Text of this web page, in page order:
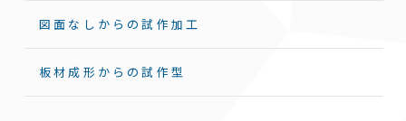
図面なしからの試作加工
板材成形からの試作型